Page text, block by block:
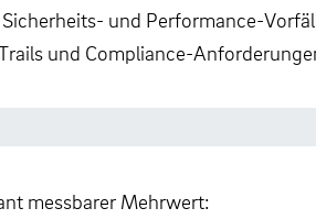
und Performance-
und Compliance-
messbarer Mehrwert: